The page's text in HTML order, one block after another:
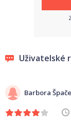
Uživatelské
Barbora